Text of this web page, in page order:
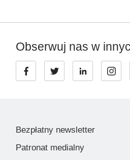
Obserwuj nas w
Bezpłatny newsletter
Patronat medialny